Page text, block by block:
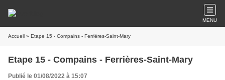
MENU
Accueil » Etape 15 - Compains - Ferrières-Saint-Mary
Etape 15 - Compains - Ferrières-Saint-Mary
Publié le 01/08/2022 à 15:07